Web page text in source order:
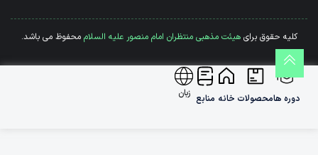
کلیه حقوق برایهیئت مذهبی منتظران امام منصور علیه السلاممحفوظ می باشد.
دوره هامحصولات خانه منابع زبان